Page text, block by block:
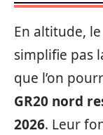
En altitude,
simplifie pas
que l’on
GR20 nord
2026. Leur